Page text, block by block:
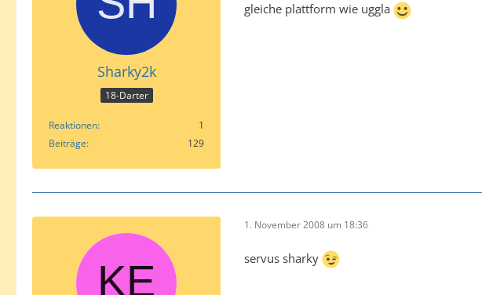
Sharky2k
18-Darter
Reaktionen
1
Beiträge
129
gleiche plattform wie uggla
1. November 2008 um 18:36
servus sharky